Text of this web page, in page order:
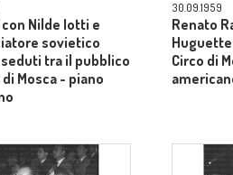
Nilde Iotti e
sovietico
tra il pubblico
Mosca - piano
30.09.1959
Renato
Circo di